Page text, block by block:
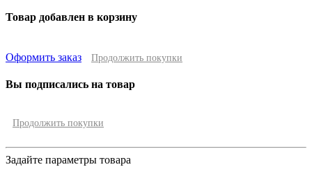
Товар добавлен в корзину
Оформить заказ Продолжить покупки
Вы подписались на товар
Продолжить покупки
Задайте параметры товара